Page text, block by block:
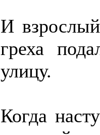
И
греха
улицу.
Когда